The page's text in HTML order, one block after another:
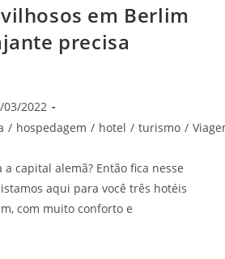
em Berlim
precisa
03/2022
/ hospedagem / hotel / turismo /
capital alemã? Então fica nesse
aqui para você três hotéis
com muito conforto e